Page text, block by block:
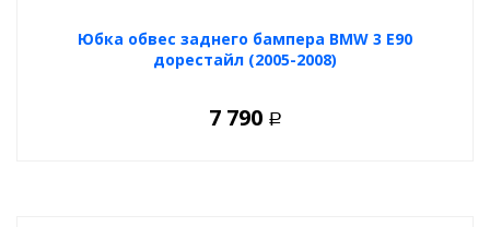
Юбка обвес заднего бампера BMW 3 E90
дорестайл (2005-2008)
7 790 Р